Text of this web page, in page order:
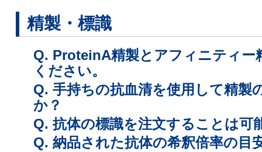
精製・標識
Q. ProteinA精製とアフィニティー
ください。
Q. 手持ちの抗血清を使用して精製
か？
Q. 抗体の標識を注文することは可
Q. 納品された抗体の希釈倍率の目